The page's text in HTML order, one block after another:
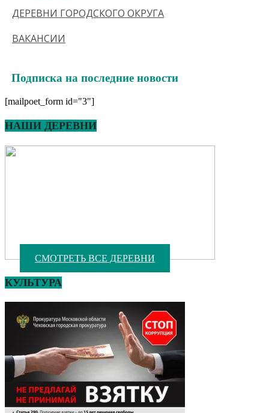
ДЕРЕВНИ ГОРОДСКОГО ОКРУГА
ВАКАНСИИ
Подписка на последние новости
[mailpoet_form id="3"]
НАШИ ДЕРЕВНИ
СМОТРЕТЬ ВСЕ ДЕРЕВНИ
КУЛЬТУРА